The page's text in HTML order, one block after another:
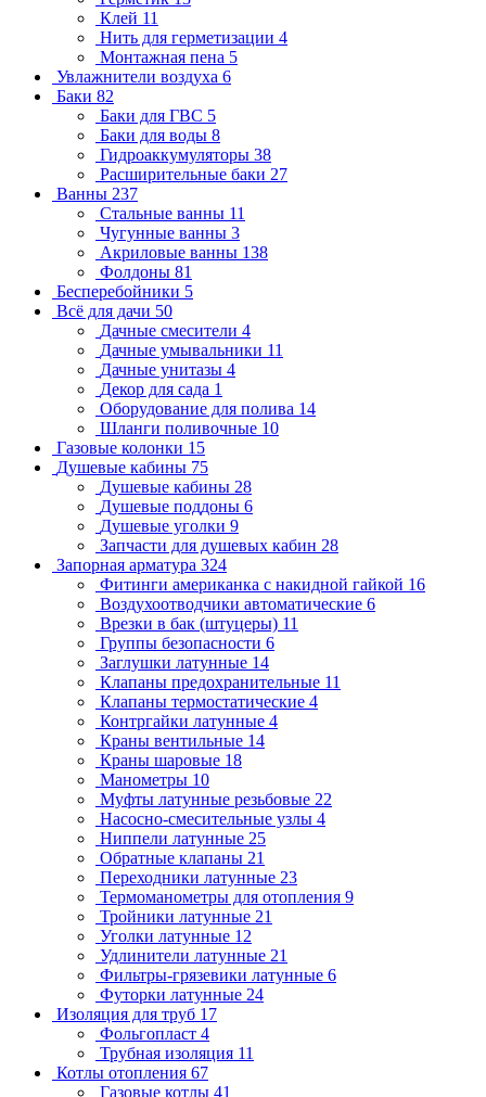
Клей 11
Нить для герметизации 4
Монтажная пена 5
Увлажнители воздуха 6
Баки 82
Баки для ГВС 5
Баки для воды 8
Гидроаккумуляторы 38
Расширительные баки 27
Ванны 237
Стальные ванны 11
Чугунные ванны 3
Акриловые ванны 138
Фолдоны 81
Бесперебойники 5
Всё для дачи 50
Дачные смесители 4
Дачные умывальники 11
Дачные унитазы 4
Декор для сада 1
Оборудование для полива 14
Шланги поливочные 10
Газовые колонки 15
Душевые кабины 75
Душевые кабины 28
Душевые поддоны 6
Душевые уголки 9
Запчасти для душевых кабин 28
Запорная арматура 324
Фитинги американка с накидной гайкой 16
Воздухоотводчики автоматические 6
Врезки в бак (штуцеры) 11
Группы безопасности 6
Заглушки латунные 14
Клапаны предохранительные 11
Клапаны термостатические 4
Контргайки латунные 4
Краны вентильные 14
Краны шаровые 18
Манометры 10
Муфты латунные резьбовые 22
Насосно-смесительные узлы 4
Ниппели латунные 25
Обратные клапаны 21
Переходники латунные 23
Термоманометры для отопления 9
Тройники латунные 21
Уголки латунные 12
Удлинители латунные 21
Фильтры-грязевики латунные 6
Футорки латунные 24
Изоляция для труб 17
Фольгопласт 4
Трубная изоляция 11
Котлы отопления 67
Газовые котлы 41